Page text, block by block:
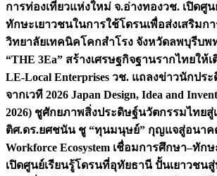
การท่องเที่ยวแห่งใหม่ จ.อ่างทองวช. เปิดศูน
ทักษะเยาวชนในการใช้โดรนเพื่อส่งเสริมก
วิทยาลัยเทคนิคโคกสำโรง จังหวัดลพบุรีบพ
“THE 3Ea” สร้างเศรษฐกิจฐานรากไทยให้
LE-Local Enterprises วช. แถลงข่าวนักประ
จากเวที 2026 Japan Design, Idea and
2026) ชูศักยภาพสิ่งประดิษฐ์นวัตกรรมไทยสู่
ติศ.ดร.ยศชนัน ชู “ทุนมนุษย์” กุญแจสู่อนาคต
Workforce Ecosystem เชื่อมการศึกษา–ทัก
เปิดศูนย์เรียนรู้โดรนที่อุทัยธานี ปั้นเยาวชน